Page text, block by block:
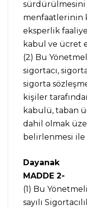
sürdürülmesini
menfaatlerinin
eksperlik
kabul ve ücret
(2) Bu
sigortacı,
sigorta
kişiler
kabulü, taban
dahil olmak
belirlenmesi ile
Dayanak
MADDE 2-
(1) Bu
sayılı